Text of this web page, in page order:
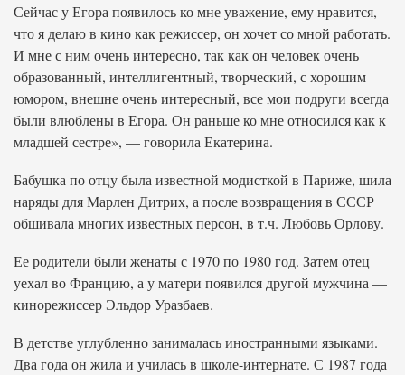
Сейчас у Егора появилось ко мне уважение, ему нравится,
что я делаю в кино как режиссер, он хочет со мной работать.
И мне с ним очень интересно, так как он человек очень
образованный, интеллигентный, творческий, с хорошим
юмором, внешне очень интересный, все мои подруги всегда
были влюблены в Егора. Он раньше ко мне относился как к
младшей сестре», — говорила Екатерина.
Бабушка по отцу была известной модисткой в Париже, шила
наряды для Марлен Дитрих, а после возвращения в СССР
обшивала многих известных персон, в т.ч. Любовь Орлову.
Ее родители были женаты с 1970 по 1980 год. Затем отец
уехал во Францию, а у матери появился другой мужчина —
кинорежиссер Эльдор Уразбаев.
В детстве углубленно занималась иностранными языками.
Два года он жила и училась в школе-интернате. С 1987 года